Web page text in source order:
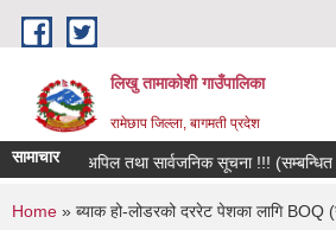
Skip to main content
लिखु तामाकोशी गाउँपालिका
रामेछाप जिल्ला, बागमती प्रदेश
सामाचार
हार्दिक अपिल तथा सार्वजनिक सूचना !!! (सम्बन्धित
You are here
Home » ब्याक हो-लोडरको दररेट पेशका लागि BOQ